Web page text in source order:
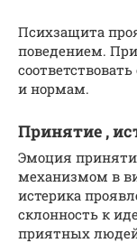
Психзащита
поведением.
и нормам.
Принятие ,
Эмоция
механизмом в
истерика
склонность к
приятных